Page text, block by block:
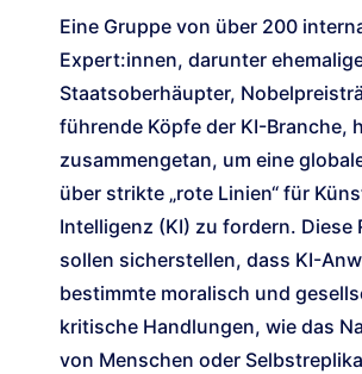
Eine Gruppe von über 200
Expert:innen, darunter
Staatsoberhäupter,
führende Köpfe der KI-Branche,
zusammengetan, um eine
über strikte „rote Linien“ für
Intelligenz (KI) zu fordern. Diese
sollen sicherstellen, dass KI-
bestimmte moralisch und
kritische Handlungen, wie das
von Menschen oder